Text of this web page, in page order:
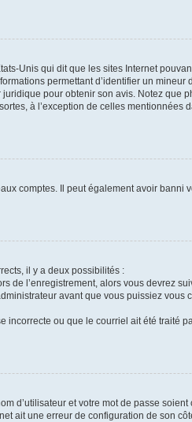
Unis qui dit que les sites Internet
permettant d’identifier un
pour obtenir son avis. Notez
à l’exception de celles
comptes. Il peut également avoir
il y a deux possibilités :
de l’enregistrement, alors vous devrez
avant que vous puissiez
ou que le courriel ait été traité
d’utilisateur et votre mot de passe
ait une erreur de configuration de son